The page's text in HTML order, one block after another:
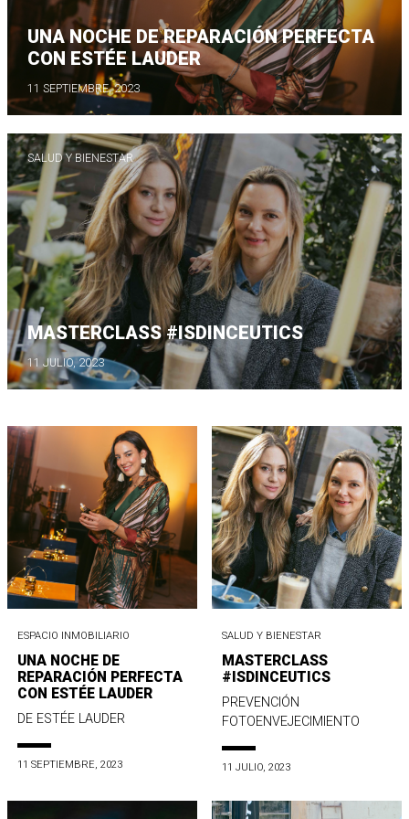
UNA NOCHE DE REPARACIÓN PERFECTA
CON ESTÉE LAUDER
11 SEPTIEMBRE, 2023
SALUD Y BIENESTAR
MASTERCLASS #ISDINCEUTICS
11 JULIO, 2023
ESPACIO INMOBILIARIO
UNA NOCHE DE
REPARACIÓN PERFECTA
CON ESTÉE LAUDER
DE ESTÉE LAUDER
11 SEPTIEMBRE, 2023
SALUD Y BIENESTAR
MASTERCLASS
#ISDINCEUTICS
PREVENCIÓN
FOTOENVEJECIMIENTO
11 JULIO, 2023